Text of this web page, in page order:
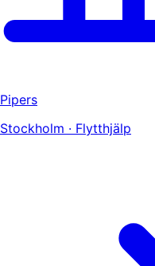
Pipers
Stockholm · Flytthjälp